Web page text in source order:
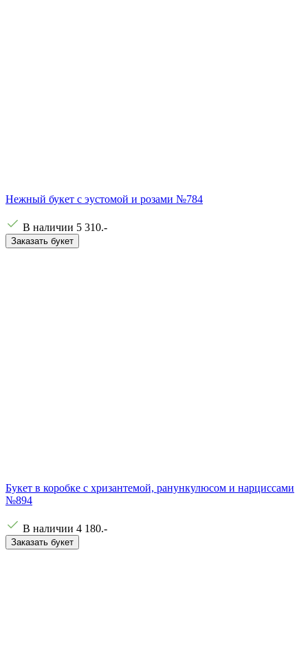
Нежный букет с эустомой и розами №784
В наличии 5 310.-
Заказать букет
Букет в коробке с хризантемой, ранункулюсом и нарциссами
№894
В наличии 4 180.-
Заказать букет